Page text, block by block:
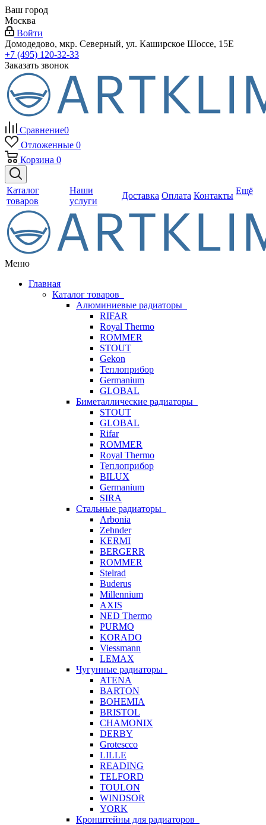
Ваш город
Москва
Войти
Домодедово, мкр. Северный, ул. Каширское Шоссе, 15Е
+7 (495) 120-32-33
Заказать звонок
Сравнение0
Отложенные 0
Корзина 0
Каталог
товаров
Наши
услуги
Доставка Оплата Контакты Ещё
Меню
Главная
Каталог товаров
Алюминиевые радиаторы
RIFAR
Royal Thermo
ROMMER
STOUT
Gekon
Теплоприбор
Germanium
GLOBAL
Биметаллические радиаторы
STOUT
GLOBAL
Rifar
ROMMER
Royal Thermo
Теплоприбор
BILUX
Germanium
SIRA
Стальные радиаторы
Arbonia
Zehnder
KERMI
BERGERR
ROMMER
Stelrad
Buderus
Millennium
AXIS
NED Thermo
PURMO
KORADO
Viessmann
LEMAX
Чугунные радиаторы
ATENA
BARTON
BOHEMIA
BRISTOL
CHAMONIX
DERBY
Grotescco
LILLE
READING
TELFORD
TOULON
WINDSOR
YORK
Кронштейны для радиаторов